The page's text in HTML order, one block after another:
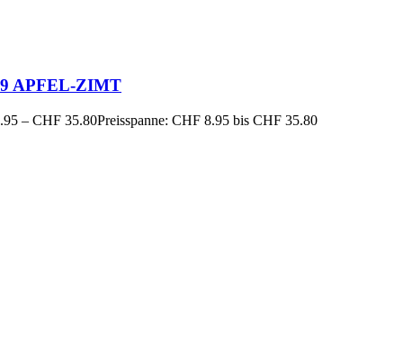
APFEL-ZIMT
– CHF 35.80Preisspanne: CHF 8.95 bis CHF 35.80